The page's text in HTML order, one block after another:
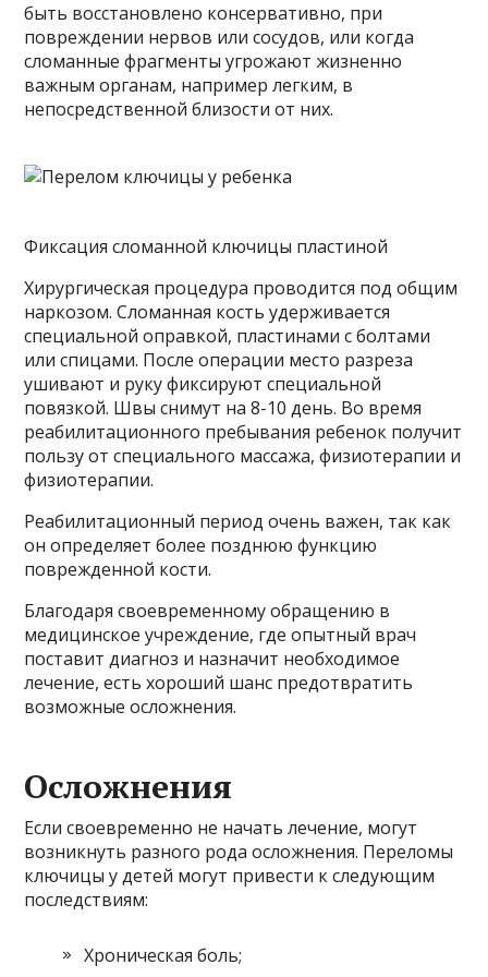
быть восстановлено консервативно, при
повреждении нервов или сосудов, или когда
сломанные фрагменты угрожают жизненно
важным органам, например легким, в
непосредственной близости от них.
Фиксация сломанной ключицы пластиной
Хирургическая процедура проводится под общим
наркозом. Сломанная кость удерживается
специальной оправкой, пластинами с болтами
или спицами. После операции место разреза
ушивают и руку фиксируют специальной
повязкой. Швы снимут на 8-10 день. Во время
реабилитационного пребывания ребенок получит
пользу от специального массажа, физиотерапии и
физиотерапии.
Реабилитационный период очень важен, так как
он определяет более позднюю функцию
поврежденной кости.
Благодаря своевременному обращению в
медицинское учреждение, где опытный врач
поставит диагноз и назначит необходимое
лечение, есть хороший шанс предотвратить
возможные осложнения.
Осложнения
Если своевременно не начать лечение, могут
возникнуть разного рода осложнения. Переломы
ключицы у детей могут привести к следующим
последствиям:
Хроническая боль;